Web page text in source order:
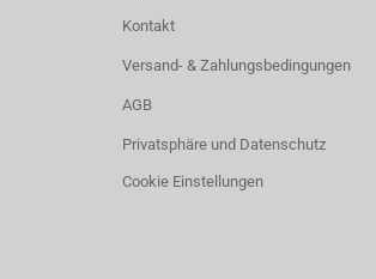
Kontakt
Versand- & Zahlungsbedingungen
AGB
Privatsphäre und Datenschutz
Cookie Einstellungen